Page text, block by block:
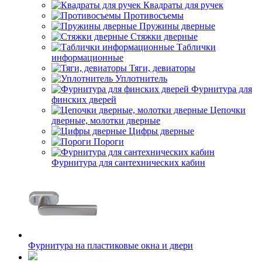
Квадраты для ручек
Противосъемы
Пружины дверные
Стяжки дверные
Таблички
информационные
Тяги, девиаторы
Уплотнитель
Фурнитура для
финских дверей
Цепочки
дверные, молотки дверные
Цифры дверные
Пороги
Фурнитура для сантехнических кабин
Фурнитура на пластиковые окна и двери